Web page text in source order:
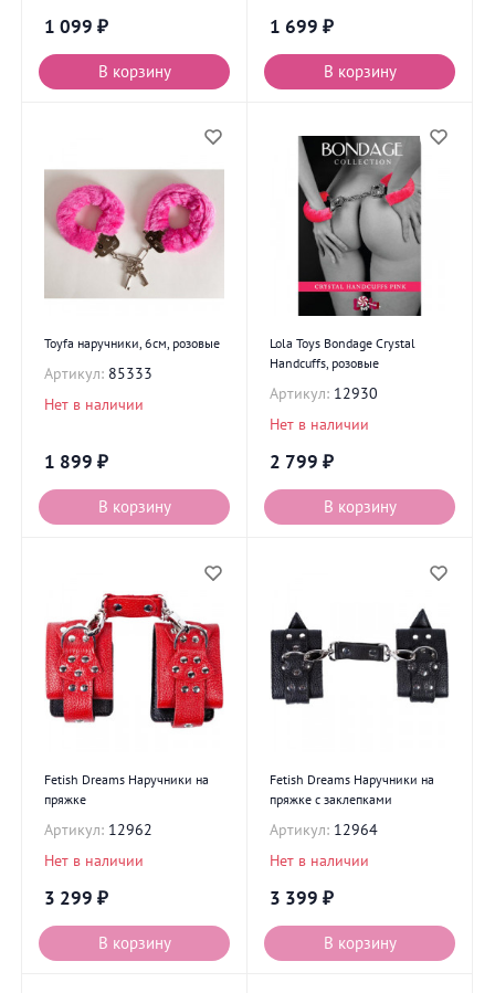
1 099 ₽
В корзину
1 699 ₽
В корзину
Toyfa наручники, 6см, розовые
Артикул: 85333
Нет в наличии
1 899 ₽
В корзину
Lola Toys Bondage Crystal
Handcuffs, розовые
Артикул: 12930
Нет в наличии
2 799 ₽
В корзину
Fetish Dreams Наручники на
пряжке
Артикул: 12962
Нет в наличии
3 299 ₽
В корзину
Fetish Dreams Наручники на
пряжке с заклепками
Артикул: 12964
Нет в наличии
3 399 ₽
В корзину